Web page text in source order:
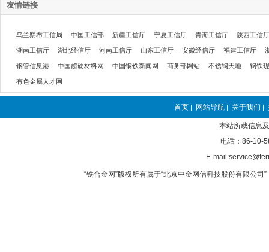
友情链接
乌兰察布工信局 中国工信部 新疆工信厅 宁夏工信厅 青海工信厅 陕西工信厅
湖南工信厅 湖北经信厅 河南工信厅 山东工信厅 安徽经信厅 福建工信厅
钢管信息港 中国超硬材料网 中国钢铁新闻网 商务部网站 不锈钢天地 钢铁
有色金属人才网
首页 | 网站导航 | 关于我们 |
本站所载信息
电话：86-10-
E-
“铁合金网”版权所有属于“北京中金网信科技股份有限公司